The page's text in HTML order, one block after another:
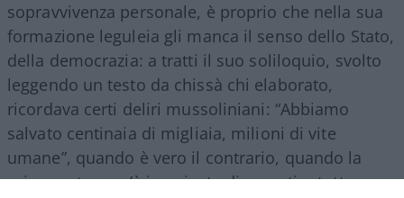
sopravvivenza personale, è proprio che nella sua
formazione leguleia gli manca il senso dello Stato,
della democrazia: a tratti il suo soliloquio, svolto
leggendo un testo da chissà chi elaborato,
ricordava certi deliri mussoliniani: “Abbiamo
salvato centinaia di migliaia, milioni di vite
umane”, quando è vero il contrario, quando la
scienza stessa s’è incaricata di smentire tutte